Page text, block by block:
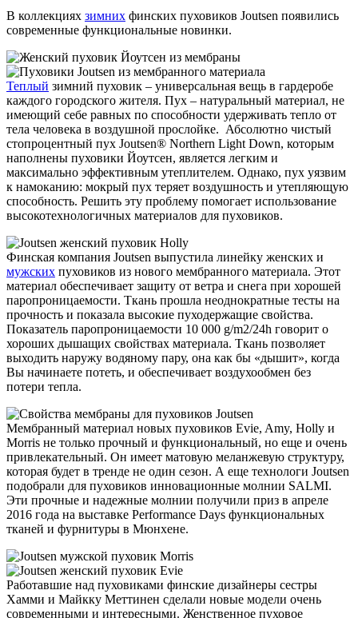
В коллекциях зимних финских пуховиков Joutsen появились
современные функциональные новинки.
Теплый зимний пуховик – универсальная вещь в гардеробе
каждого городского жителя. Пух – натуральный материал, не
имеющий себе равных по способности удерживать тепло от
тела человека в воздушной прослойке. Абсолютно чистый
стопроцентный пух Joutsen® Northern Light Down, которым
наполнены пуховики Йоутсен, является легким и
максимально эффективным утеплителем. Однако, пух уязвим
к намоканию: мокрый пух теряет воздушность и утепляющую
способность. Решить эту проблему помогает использование
высокотехнологичных материалов для пуховиков.
Финская компания Joutsen выпустила линейку женских и
мужских пуховиков из нового мембранного материала. Этот
материал обеспечивает защиту от ветра и снега при хорошей
паропроницаемости. Ткань прошла неоднократные тесты на
прочность и показала высокие пуходержащие свойства.
Показатель паропроницаемости 10 000 g/m2/24h говорит о
хороших дышащих свойствах материала. Ткань позволяет
выходить наружу водяному пару, она как бы «дышит», когда
Вы начинаете потеть, и обеспечивает воздухообмен без
потери тепла.
Мембранный материал новых пуховиков Evie, Amy, Holly и
Morris не только прочный и функциональный, но еще и очень
привлекательный. Он имеет матовую меланжевую структуру,
которая будет в тренде не один сезон. А еще технологи Joutsen
подобрали для пуховиков инновационные молнии SALMI.
Эти прочные и надежные молнии получили приз в апреле
2016 года на выставке Performance Days функциональных
тканей и фурнитуры в Мюнхене.
Работавшие над пуховиками финские дизайнеры сестры
Хамми и Майкку Меттинен сделали новые модели очень
современными и интересными. Женственное пуховое